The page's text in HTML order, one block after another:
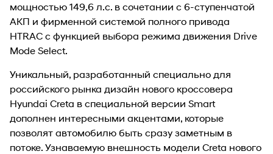
мощностью 149,6 л.с. в сочетании с 6-ступенчатой
АКП и фирменной системой полного привода
HTRAC с функцией выбора режима движения Drive
Mode Select.
Уникальный, разработанный специально для
российского рынка дизайн нового кроссовера
Hyundai Creta в специальной версии Smart
дополнен интересными акцентами, которые
позволят автомобилю быть сразу заметным в
потоке. Узнаваемую внешность модели Creta нового